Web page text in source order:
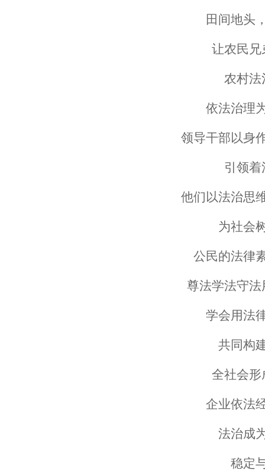
田间地头
让农民兄
农村法
依法治理
领导干部以身
引领
他们以法治思
为社会
公民的法律
尊法学法守
学会用法
共同构
全社会形
企业依法
法治成
稳定